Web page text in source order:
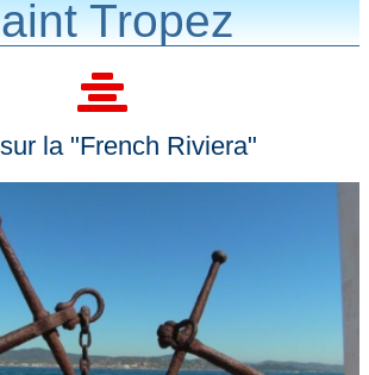
Tropez
la "French Riviera"